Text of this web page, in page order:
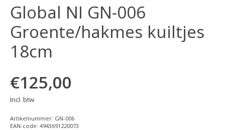
Global NI GN-006
Groente/hakmes kuiltjes
18cm
€125,00
Incl. btw
Artikelnummer: GN-006
EAN-code: 4943691220073